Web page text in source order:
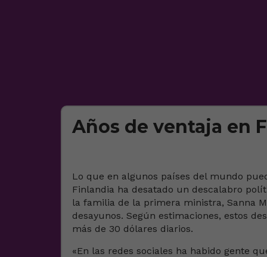
Años de ventaja en
Lo que en algunos países del mundo
Finlandia ha desatado un descalabro
la familia de la primera ministra, Sanna
desayunos. Según estimaciones, estos
más de 30 dólares diarios.
«En las redes sociales ha habido gente